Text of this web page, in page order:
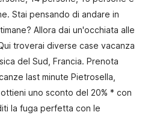
Stai pensando di andare in
Allora dai un'occhiata alle
troverai diverse case vacanza
del Sud, Francia. Prenota
last minute Pietrosella,
uno sconto del 20% * con
la fuga perfetta con le